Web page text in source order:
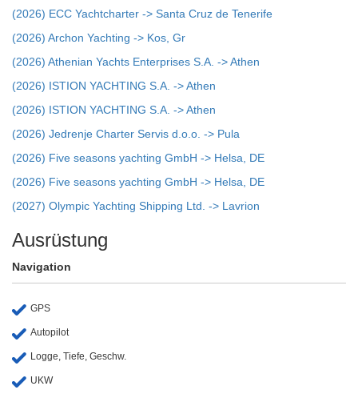
(2026) ECC Yachtcharter -> Santa Cruz de Tenerife
(2026) Archon Yachting -> Kos, Gr
(2026) Athenian Yachts Enterprises S.A. -> Athen
(2026) ISTION YACHTING S.A. -> Athen
(2026) ISTION YACHTING S.A. -> Athen
(2026) Jedrenje Charter Servis d.o.o. -> Pula
(2026) Five seasons yachting GmbH -> Helsa, DE
(2026) Five seasons yachting GmbH -> Helsa, DE
(2027) Olympic Yachting Shipping Ltd. -> Lavrion
Ausrüstung
Navigation
GPS
Autopilot
Logge, Tiefe, Geschw.
UKW